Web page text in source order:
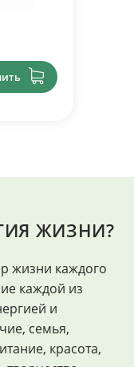
ЖИЗНИ?
жизни каждого
каждой из
и
семья,
красота,